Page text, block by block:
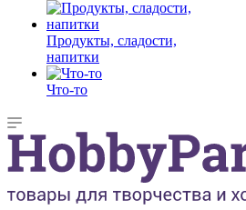
Продукты, сладости,
напитки
Что-то